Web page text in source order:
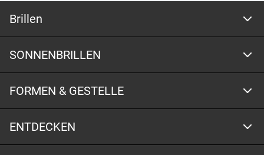
Brillen
SONNENBRILLEN
FORMEN & GESTELLE
ENTDECKEN